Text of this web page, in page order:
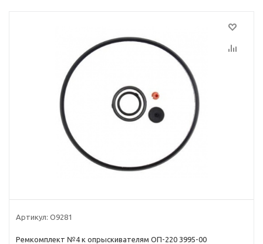
Артикул: О9281
Ремкомплект №4 к опрыскивателям ОП-220 3995-00